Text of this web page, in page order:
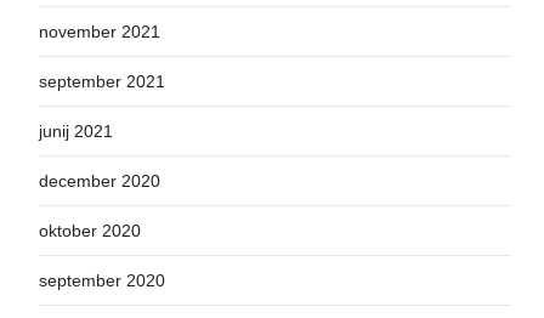
november 2021
september 2021
junij 2021
december 2020
oktober 2020
september 2020